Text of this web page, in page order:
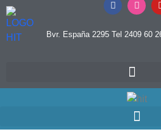
Bvr. España 2295 Tel 2409 60